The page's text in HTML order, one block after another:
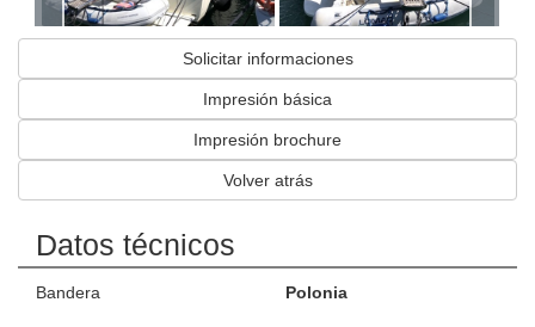
Solicitar informaciones
Impresión básica
Impresión brochure
Volver atrás
Datos técnicos
Bandera Polonia